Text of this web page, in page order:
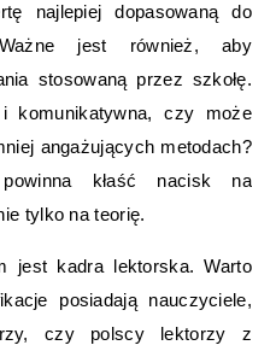
najlepiej dopasowaną do
jest również, aby
stosowaną przez szkołę.
komunikatywna, czy może
angażujących metodach?
kłaść nacisk na
tylko na teorię.
jest kadra lektorska. Warto
posiadają nauczyciele,
czy polscy lektorzy z